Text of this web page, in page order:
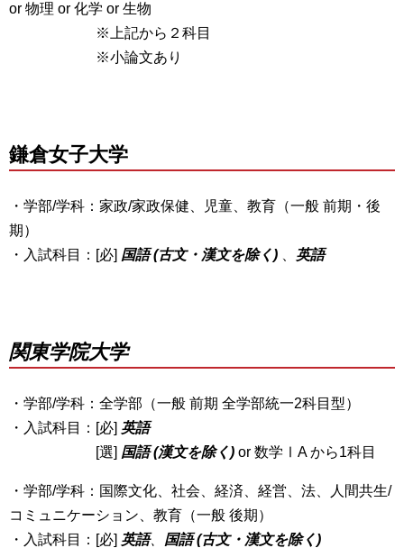
or 物理 or 化学 or 生物
※上記から２科目
※小論文あり
鎌倉女子大学
・学部/学科：家政/家政保健、児童、教育（一般 前期・後
期）
・入試科目：[必] 国語 (古文・漢文を除く) 英語
関東学院大学
・学部/学科：全学部（一般 前期 全学部統一2科目型）
・入試科目：[必] 英語
[選] 国語 (漢文を除く) or 数学ⅠA から1科目
・学部/学科：国際文化、社会、経済、経営、法、人間共生/
コミュニケーション、教育（一般 後期）
・入試科目：[必] 英語、 国語 (古文・漢文を除く)